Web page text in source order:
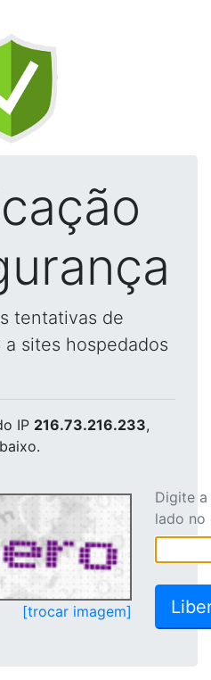
tentativas de
sites hospedados
IP 216.73.216.233,
[trocar imagem]
Digite
lado no